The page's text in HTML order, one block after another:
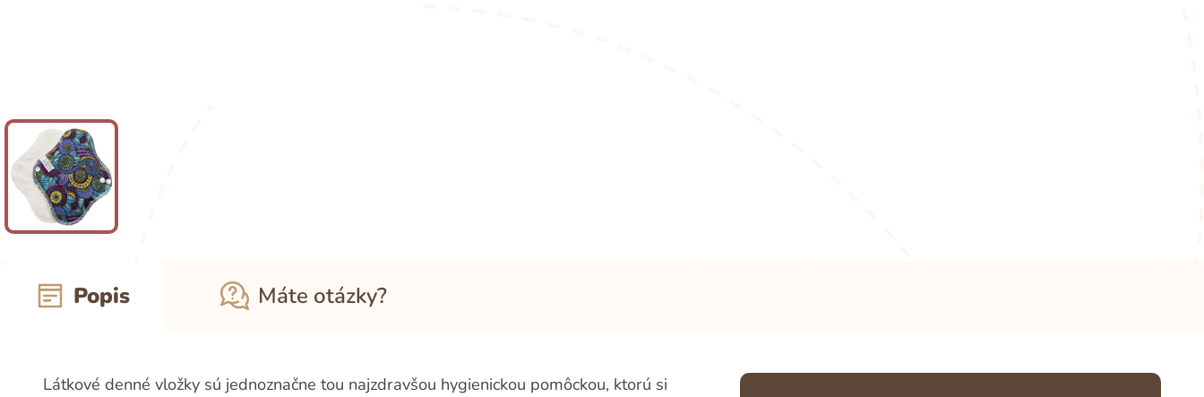
Popis Máte otázky?
Látkové denné vložky sú jednoznačne tou najzdravšou hygienickou pomôckou, ktorú si